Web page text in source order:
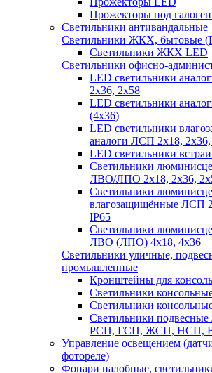
Прожекторы под
Светильники антивандальные
Светильники ЖКХ,
Светильники ЖКХ LED
Светильники офисно-
LED светильники
2х36, 2х58
LED светильники
(4х36)
LED светильники
аналоги ЛСП 2х18, 2х36,
LED светильники
Светильники
ЛВО/ЛПО 2х18, 2х36,
Светильники
влагозащищённые ЛСП
IP65
Светильники
ЛВО (ЛПО) 4х18, 4х36
Светильники уличные,
промышленные
Кронштейны для
Светильники
Светильники
Светильники
РСП, ГСП, ЖСП, НСП,
Управление освещением
фотореле)
Фонари налобные,